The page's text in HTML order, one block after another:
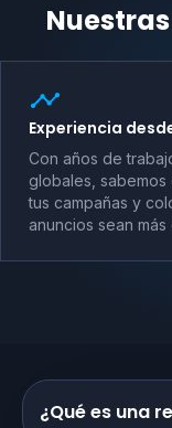
Experiencia
Con años de
globales,
tus campañas y
anuncios sean
¿Qué es una